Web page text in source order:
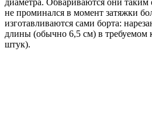
диаметра. Обвариваются они
не проминался в момент затяжки
изготавливаются сами борта:
длины (обычно 6,5 см) в требуемом
штук).